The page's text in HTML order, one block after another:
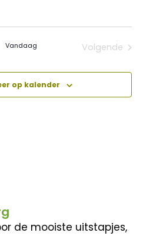
Vandaag
Volgende
op kalender
de mooiste uitstapjes,